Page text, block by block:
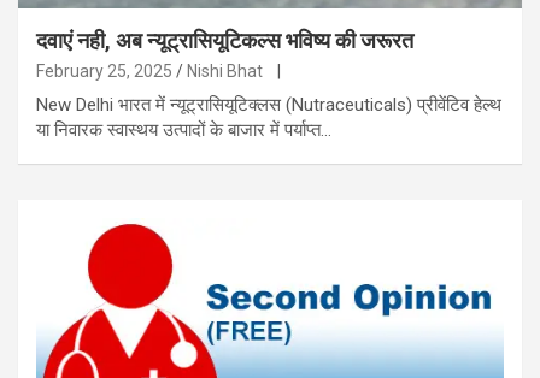
दवाएं नही, अब न्यूट्रासियूटिकल्स भविष्य की जरूरत
February 25, 2025 Nishi Bhat
New Delhi भारत में न्यूट्रासियूटिक्लस (Nutraceuticals) प्रीवेंटिव हेल्थ
या निवारक स्वास्थय उत्पादों के बाजार में पर्याप्त…